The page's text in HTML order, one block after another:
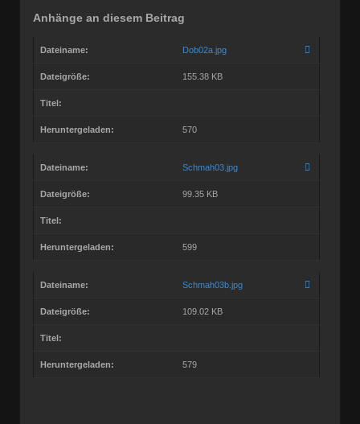
Anhänge an diesem Beitrag
Dateiname: Dob02a.jpg
Dateigröße: 155.38 KB
Titel:
Heruntergeladen: 570
Dateiname: Schmah03.jpg
Dateigröße: 99.35 KB
Titel:
Heruntergeladen: 599
Dateiname: Schmah03b.jpg
Dateigröße: 109.02 KB
Titel:
Heruntergeladen: 579